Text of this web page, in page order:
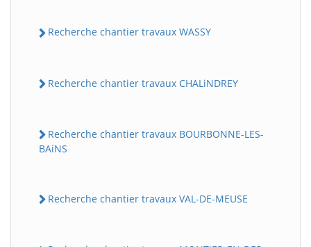
Recherche chantier travaux WASSY
Recherche chantier travaux CHALiNDREY
Recherche chantier travaux BOURBONNE-LES-
BAiNS
Recherche chantier travaux VAL-DE-MEUSE